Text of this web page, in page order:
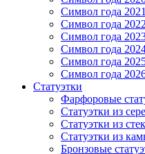
Символ года
Символ года
Символ года
Символ года
Символ года
Символ года
Статуэтки
Фарфоровые
Статуэтки из
Статуэтки из
Статуэтки из
Бронзовые